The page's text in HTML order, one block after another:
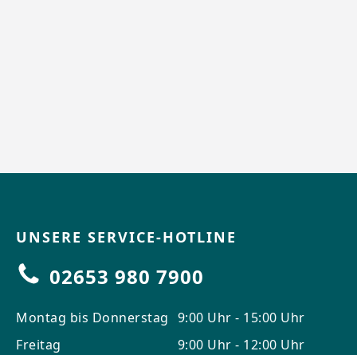
UNSERE SERVICE-HOTLINE
02653 980 7900
Montag bis Donnerstag
Freitag
9:00 Uhr - 15:00 Uhr
9:00 Uhr - 12:00 Uhr